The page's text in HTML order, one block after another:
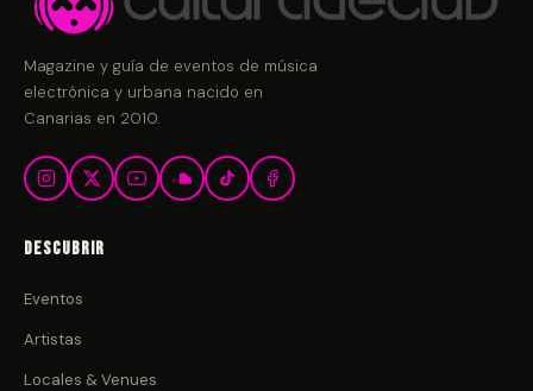
Magazine y guía de eventos de música
electrónica y urbana nacido en
Canarias en 2010.
Descubrir
Eventos
Artistas
Locales & Venues